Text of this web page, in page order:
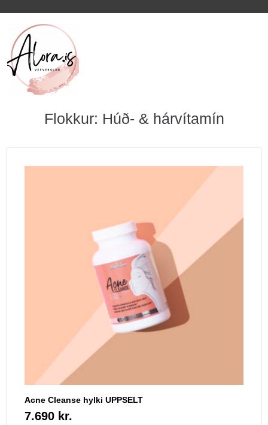
Flokkur: Húð- & hárvítamín
Acne Cleanse hylki UPPSELT
7.690 kr.